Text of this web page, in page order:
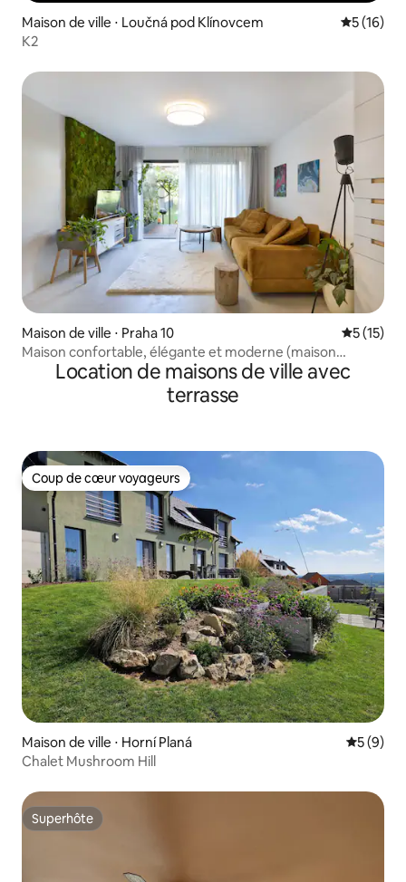
Maison de ville ⋅ Loučná pod Klínovcem
5 (16)
K2
Maison de ville ⋅ Praha 10
5 (15)
Maison confortable, élégante et moderne (maison
entière)Location de maisons de ville avec
terrasse
Coup de cœur voyageurs
Coup de cœur voyageurs
Maison de ville ⋅ Horní Planá
5 (9)
Chalet Mushroom Hill
Superhôte
Superhôte